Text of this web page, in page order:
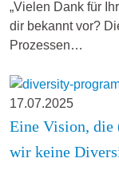
„Vielen Dank für
dir bekannt vor?
Prozessen…
17.07.2025
Eine Vision, die
wir keine